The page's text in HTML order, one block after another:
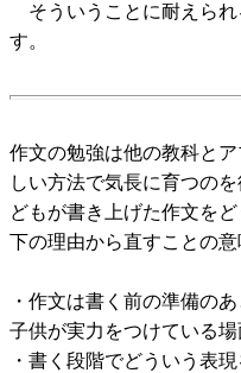
そういうことに耐えられ
す。
作文の勉強は他の教科と
しい方法で気長に育つの
どもが書き上げた作文を
下の理由から直すことの意
・作文は書く前の準備の
子供が実力をつけている場
・書く段階でどういう表